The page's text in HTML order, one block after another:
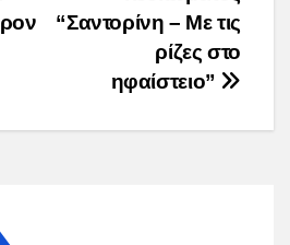
“Σαντορίνη – Με τις
ρίζες στο
ηφαίστειο”